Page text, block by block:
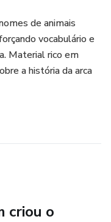
de animais
vocabulário e
Material rico em
a história da arca
criou o